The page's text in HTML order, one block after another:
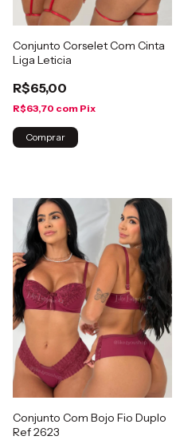
Conjunto Corselet Com Cinta
Liga Leticia
R$65,00
R$63,70 com Pix
Comprar
Conjunto Com Bojo Fio Duplo
Ref 2623